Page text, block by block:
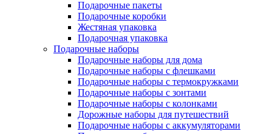
Подарочные пакеты
Подарочные коробки
Жестяная упаковка
Подарочная упаковка
Подарочные наборы
Подарочные наборы для дома
Подарочные наборы с флешками
Подарочные наборы с термокружками
Подарочные наборы с зонтами
Подарочные наборы с колонками
Дорожные наборы для путешествий
Подарочные наборы с аккумуляторами